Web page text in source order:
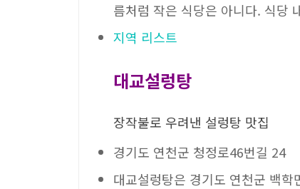
름처럼 작은 식당은 아니다. 식당
지역 리스트
대교설렁탕
장작불로 우려낸 설렁탕 맛집
경기도 연천군 청정로46번길 24
대교설렁탕은 경기도 연천군 백